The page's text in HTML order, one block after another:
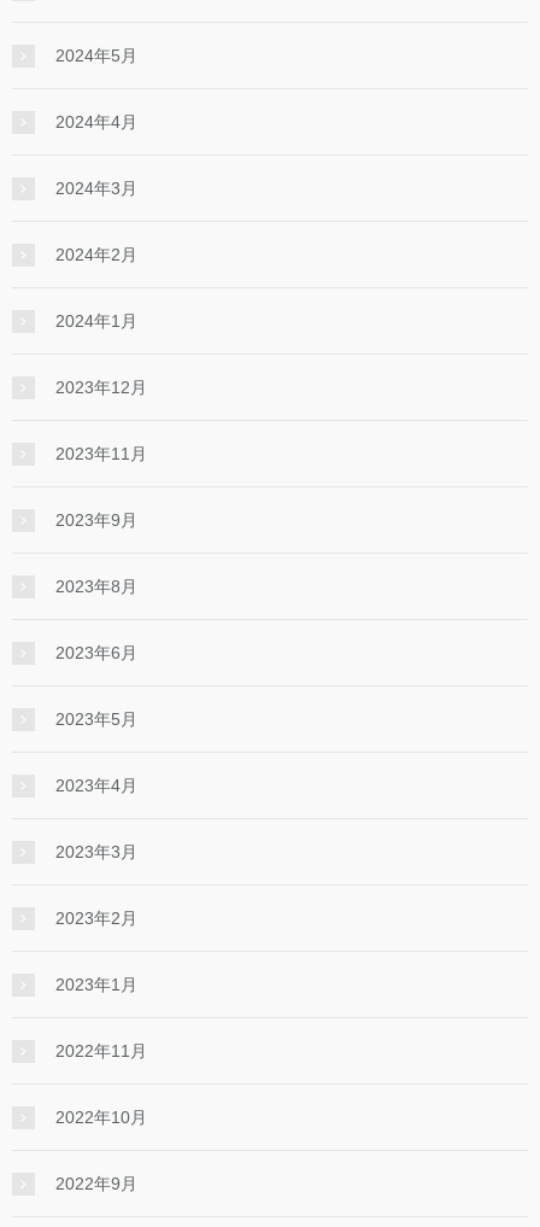
2024年5月
2024年4月
2024年3月
2024年2月
2024年1月
2023年12月
2023年11月
2023年9月
2023年8月
2023年6月
2023年5月
2023年4月
2023年3月
2023年2月
2023年1月
2022年11月
2022年10月
2022年9月